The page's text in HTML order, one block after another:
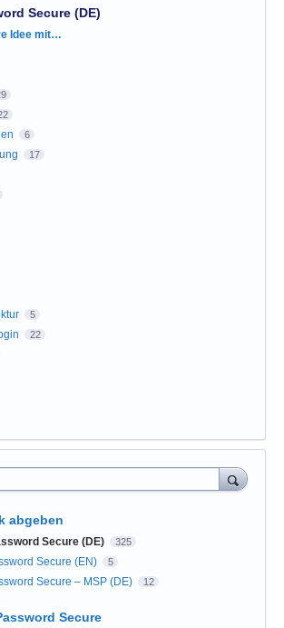
Secure (DE)
Idee mit…
6
17
5
22
abgeben
Secure (DE) 325
Secure (EN) 5
Secure – MSP (DE) 12
Secure